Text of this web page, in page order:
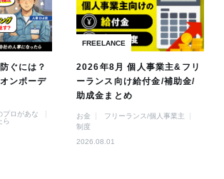
ぐには？
ンボーデ
プロがあな
ら
FREELANCE
2026年8月 個人事業主&フリ
ーランス向け給付金/補助金/
助成金まとめ
お金
フリーランス/個人事業主
制度
2026.08.01